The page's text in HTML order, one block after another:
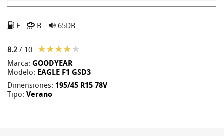
F B 65DB
8.2 / 10
Marca: GOODYEAR
Modelo: EAGLE F1 GSD3
Dimensiones: 195/45 R15 78V
Tipo: Verano